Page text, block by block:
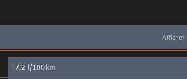
Afficher
7,2 l/100 km